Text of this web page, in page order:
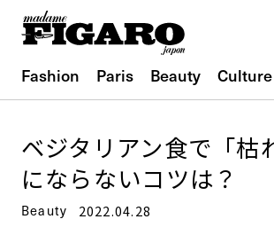
Fashion Paris Beauty Culture
ベジタリアン食で「枯
にならないコツは？
Beauty 2022.04.28